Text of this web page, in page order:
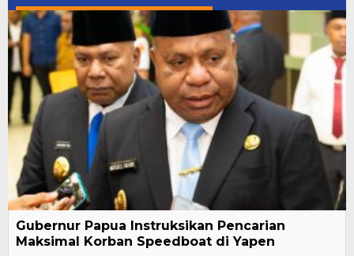
Gubernur Papua Instruksikan Pencarian
Maksimal Korban Speedboat di Yapen